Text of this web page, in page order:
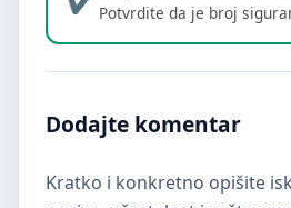
Potvrdite da je broj
Dodajte komentar
Kratko i konkretno opišite